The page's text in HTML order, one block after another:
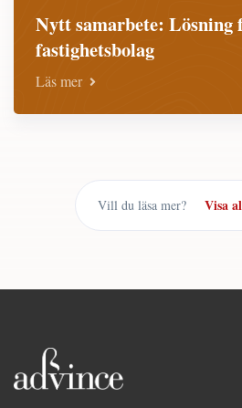
Nytt samarbete: Lösning
fastighetsbolag
Läs mer
Vill du läsa mer? Visa